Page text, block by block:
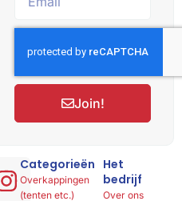
Hulp
of
advies
Categorieën
Overkappingen
(tenten etc.)
Het
bedrijf
Over ons
Join!